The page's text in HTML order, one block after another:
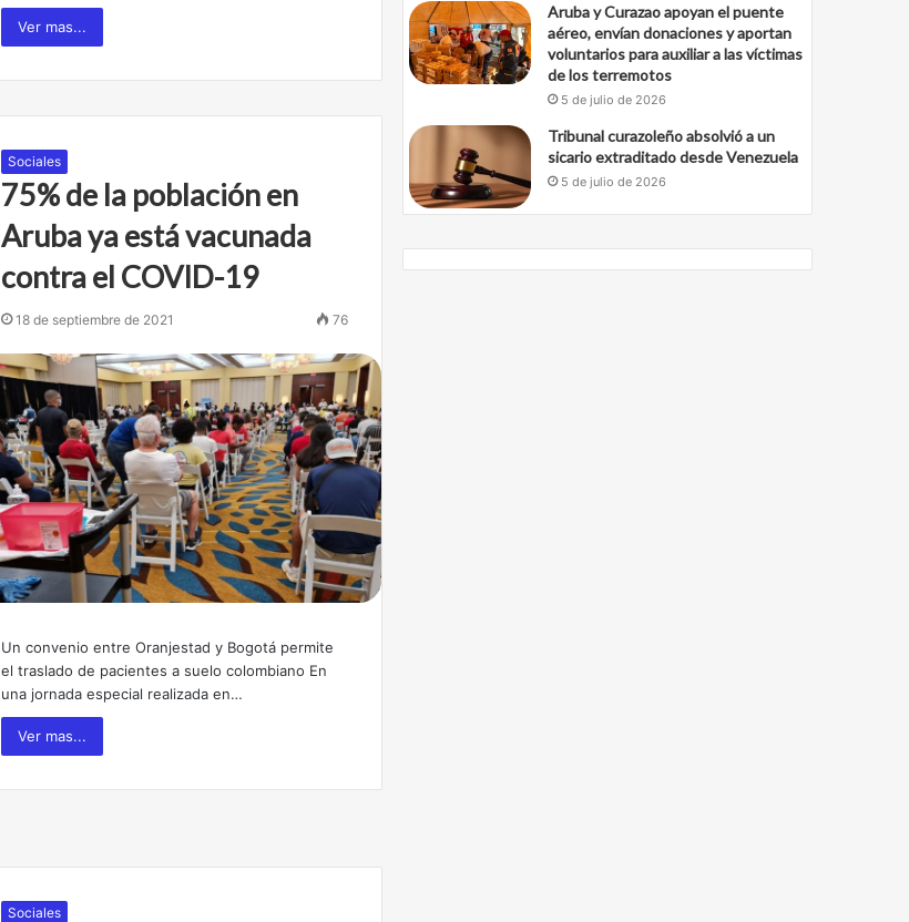
Ver mas...
Sociales
75% de la población en
Aruba ya está vacunada
contra el COVID-19
18 de septiembre de 2021 76
Un convenio entre Oranjestad y Bogotá permite
el traslado de pacientes a suelo colombiano En
una jornada especial realizada en…
Ver mas...
Sociales
Aruba y Curazao apoyan el puente
aéreo, envían donaciones y aportan
voluntarios para auxiliar a las víctimas
de los terremotos
5 de julio de 2026
Tribunal curazoleño absolvió a un
sicario extraditado desde Venezuela
5 de julio de 2026